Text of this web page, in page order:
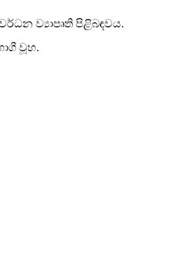
ව්‍යාපෘති පිළිබඳවය.
වූහ.